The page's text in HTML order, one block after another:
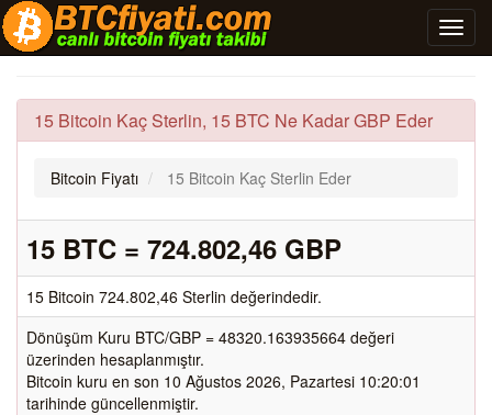
15 Bitcoin Kaç Sterlin, 15 BTC Ne Kadar GBP Eder
Bitcoin Fiyatı 15 Bitcoin Kaç Sterlin Eder
15 BTC = 724.802,46 GBP
15 Bitcoin 724.802,46 Sterlin değerindedir.
Dönüşüm Kuru BTC/GBP = 48320.163935664 değeri
üzerinden hesaplanmıştır.
Bitcoin kuru en son 10 Ağustos 2026, Pazartesi 10:20:01
tarihinde güncellenmiştir.